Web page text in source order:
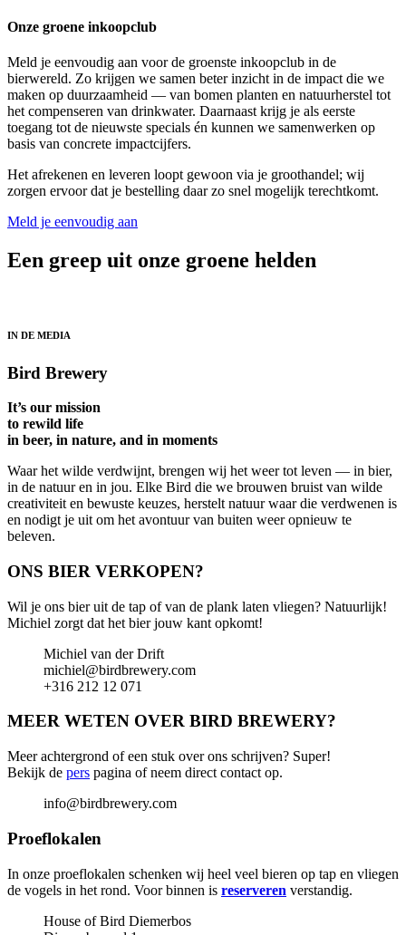
Onze groene inkoopclub
Meld je eenvoudig aan voor de groenste inkoopclub in de
bierwereld. Zo krijgen we samen beter inzicht in de impact die we
maken op duurzaamheid — van bomen planten en natuurherstel tot
het compenseren van drinkwater. Daarnaast krijg je als eerste
toegang tot de nieuwste specials én kunnen we samenwerken op
basis van concrete impactcijfers.
Het afrekenen en leveren loopt gewoon via je groothandel; wij
zorgen ervoor dat je bestelling daar zo snel mogelijk terechtkomt.
Meld je eenvoudig aan
Een greep uit onze groene helden
IN DE MEDIA
Bird Brewery
It’s our mission
to rewild life
in beer, in nature, and in moments
Waar het wilde verdwijnt, brengen wij het weer tot leven — in bier,
in de natuur en in jou. Elke Bird die we brouwen bruist van wilde
creativiteit en bewuste keuzes, herstelt natuur waar die verdwenen is
en nodigt je uit om het avontuur van buiten weer opnieuw te
beleven.
ONS BIER VERKOPEN?
Wil je ons bier uit de tap of van de plank laten vliegen? Natuurlijk!
Michiel zorgt dat het bier jouw kant opkomt!
Michiel van der Drift
michiel@birdbrewery.com
+316 212 12 071
MEER WETEN OVER BIRD BREWERY?
Meer achtergrond of een stuk over ons schrijven? Super!
Bekijk de pers pagina of neem direct contact op.
info@birdbrewery.com
Proeflokalen
In onze proeflokalen schenken wij heel veel bieren op tap en vliegen
de vogels in het rond. Voor binnen is reserveren verstandig.
House of Bird Diemerbos